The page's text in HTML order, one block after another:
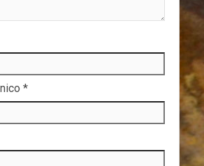
*